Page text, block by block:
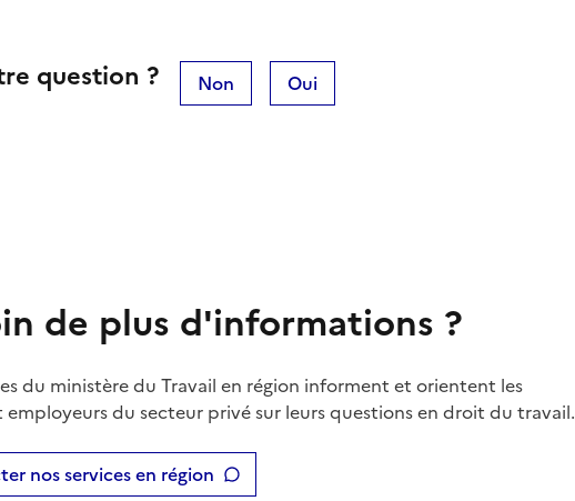
question ? Non Oui
de plus d'informations ?
du ministère du Travail en région informent et orientent les
employeurs du secteur privé sur leurs questions en droit du travail.
nos services en région